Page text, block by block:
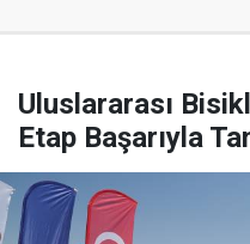
Uluslararası
Etap Başarıyla